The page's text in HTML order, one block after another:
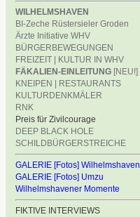
WILHELMSHAVEN
BI-Zeche Rüstersieler Groden
Ärzte Initiative WHV
BÜRGERBEWEGUNGEN
FREIZEIT | KULTUR IN WHV
FÄKALIEN-EINLEITUNG [NEU!]
KNEIPEN | RESTAURANTS
KULTURDENKMÄLER
RNK
Preis für Zivilcourage
DEEP BLACK HOLE
SCHILDBÜRGERSTREICHE
GALERIE [Fotos] Wilhelmshaven
GALERIE [Fotos] Umzu
Wilhelmshavener Momente
FIKTIVE INTERVIEWS